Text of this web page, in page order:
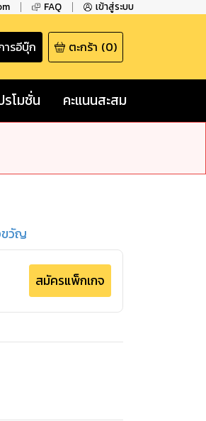
FAQ เข้าสู่ระบบ
รอีบุ๊ก ตะกร้า (0)
รโมชั่น คะแนนสะสม
ขวัญ
สมัครแพ็กเกจ